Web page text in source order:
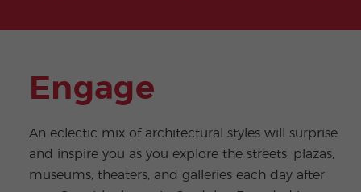
Engage
An eclectic mix of architectural styles will surprise
and inspire you as you explore the streets, plazas,
museums, theaters, and galleries each day after